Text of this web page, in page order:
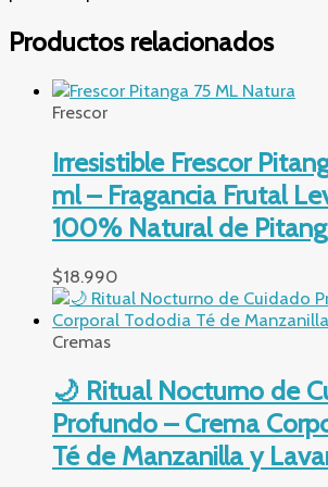
Productos relacionados
Frescor
Irresistible Frescor
ml – Fragancia Frutal
100% Natural de
$18.990
Cremas
🌙 Ritual Nocturno de
Profundo – Crema
Té de Manzanilla y